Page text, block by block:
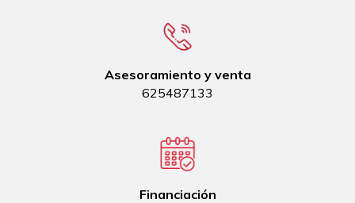
Asesoramiento y venta
625487133
Financiación